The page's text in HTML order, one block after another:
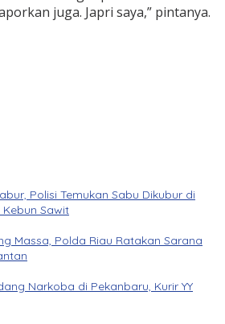
juga. Japri saya,” pintanya.
Polisi Temukan Sabu Dikubur di
Sawit
Massa, Polda Riau Ratakan Sarana
Narkoba di Pekanbaru, Kurir YY